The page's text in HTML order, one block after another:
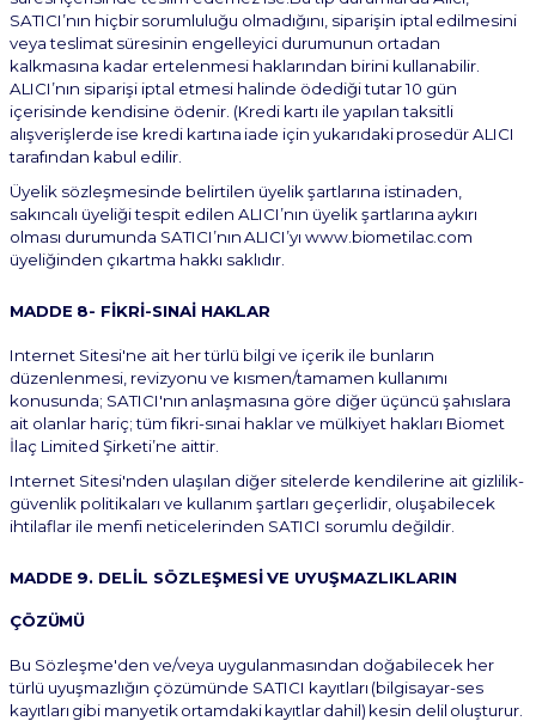
SATICI’nın hiçbir sorumluluğu olmadığını, siparişin iptal edilmesini
veya teslimat süresinin engelleyici durumunun ortadan
kalkmasına kadar ertelenmesi haklarından birini kullanabilir.
ALICI’nın siparişi iptal etmesi halinde ödediği tutar 10 gün
içerisinde kendisine ödenir. (Kredi kartı ile yapılan taksitli
alışverişlerde ise kredi kartına iade için yukarıdaki prosedürALICI
tarafından kabul edilir.
Üyelik sözleşmesinde belirtilen üyelik şartlarına istinaden,
sakıncalı üyeliği tespit edilen ALICI’nın üyelik şartlarına aykırı
olması durumunda SATICI’nın ALICI’yı www.biometilac.com
üyeliğinden çıkartma hakkı saklıdır.
MADDE 8- FİKRİ-SINAİ HAKLAR
Internet Sitesi'ne ait her türlü bilgi ve içerik ile bunların
düzenlenmesi, revizyonu ve kısmen/tamamen kullanımı
konusunda; SATICI'nın anlaşmasına göre diğer üçüncü şahıslara
ait olanlar hariç; tüm fikri-sınai haklar ve mülkiyet hakları Biomet
İlaç Limited Şirketi’ne aittir.
Internet Sitesi'nden ulaşılan diğer sitelerde kendilerine ait gizlilik-
güvenlik politikaları ve kullanım şartları geçerlidir, oluşabilecek
ihtilaflar ile menfi neticelerinden SATICI sorumlu değildir.
MADDE 9. DELİL SÖZLEŞMESİ VE UYUŞMAZLIKLARIN
ÇÖZÜMÜ
Bu Sözleşme'den ve/veya uygulanmasından doğabilecek her
türlü uyuşmazlığın çözümünde SATICI kayıtları (bilgisayar-ses
kayıtları gibi manyetik ortamdaki kayıtlardahil) kesin delil oluşturur.